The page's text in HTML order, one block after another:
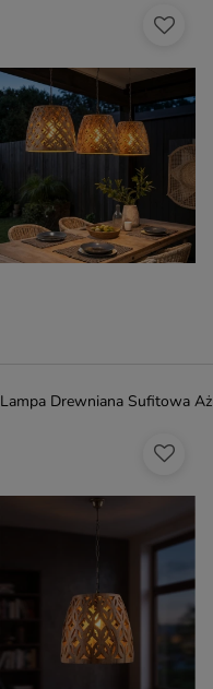
Lampa Drewniana Sufitowa